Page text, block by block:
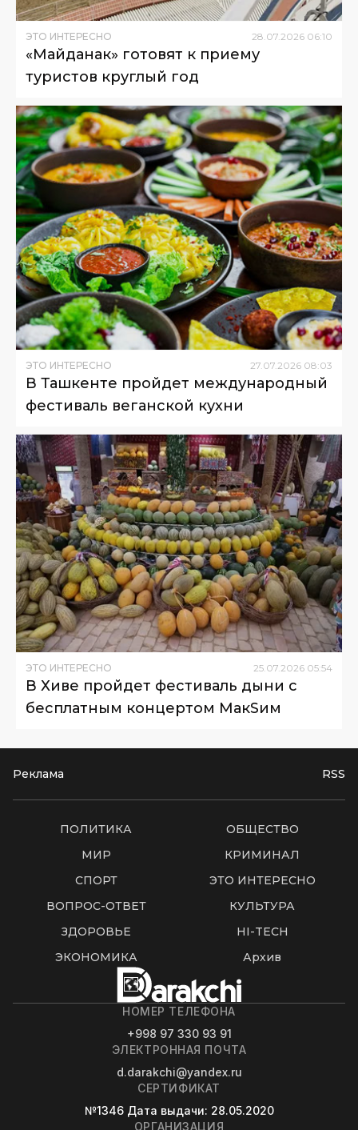
ЭТО ИНТЕРЕСНО 28 07 2026 06:10
«Майданак» готовят к приему
туристов круглый год
ЭТО ИНТЕРЕСНО 27 07 2026 08:03
В Ташкенте пройдет международный
фестиваль веганской кухни
ЭТО ИНТЕРЕСНО 25.07.2026 05:54
В Хиве пройдет фестиваль дыни с
бесплатным концертом МакSим
Реклама RSS
ПОЛИТИКА
ОБЩЕСТВО
МИР
КРИМИНАЛ
СПОРТ
ЭТО ИНТЕРЕСНО
ВОПРОС-ОТВЕТ
КУЛЬТУРА
ЗДОРОВЬЕ
HI-TECH
ЭКОНОМИКА
Архив
НОМЕР ТЕЛЕФОНА
+998 97 330 93 91
ЭЛЕКТРОННАЯ ПОЧТА
d.darakchi@yandex.ru
СЕРТИФИКАТ
№1346 Дата выдачи: 28.05.2020
ОРГАНИЗАЦИЯ